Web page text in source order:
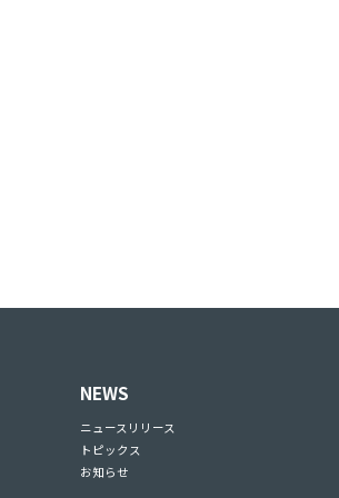
NEWS
ニュースリリース
トピックス
お知らせ